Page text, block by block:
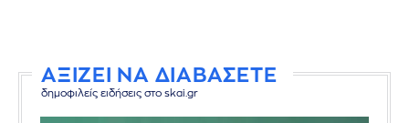
ΑΞΙΖΕΙ ΝΑ ΔΙΑΒΑΣΕΤΕ
δημοφιλείς ειδήσεις στο skai.gr